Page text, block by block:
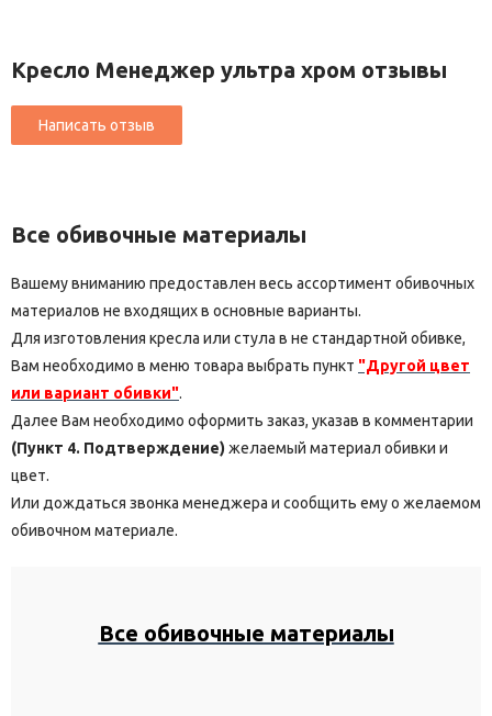
Кресло Менеджер ультра хром отзывы
Все обивочные материалы
Вашему вниманию предоставлен весь ассортимент обивочных
материалов не входящих в основные варианты.
Для изготовления кресла или стула в не стандартной обивке,
Вам необходимо в меню товара выбрать пункт "Другой цвет
или вариант обивки".
Далее Вам необходимо оформить заказ, указав в комментарии
(Пункт 4. Подтверждение) желаемый материал обивки и
цвет.
Или дождаться звонка менеджера и сообщить ему о желаемом
обивочном материале.
Все обивочные материалы